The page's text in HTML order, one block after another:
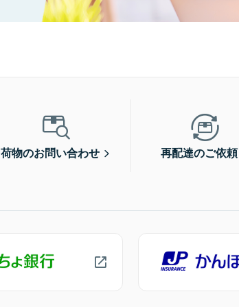
荷物のお問い合わせ 再配達のご依頼